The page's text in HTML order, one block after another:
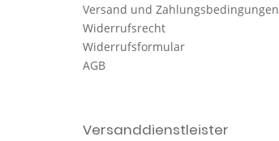
Versand und Zahlungsbedingungen
Widerrufsrecht
Widerrufsformular
AGB
Versanddienstleister